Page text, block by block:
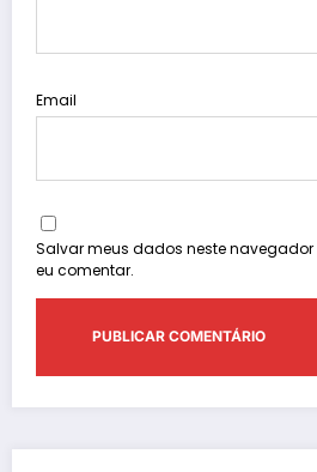
Email
Salvar meus dados neste
eu comentar.